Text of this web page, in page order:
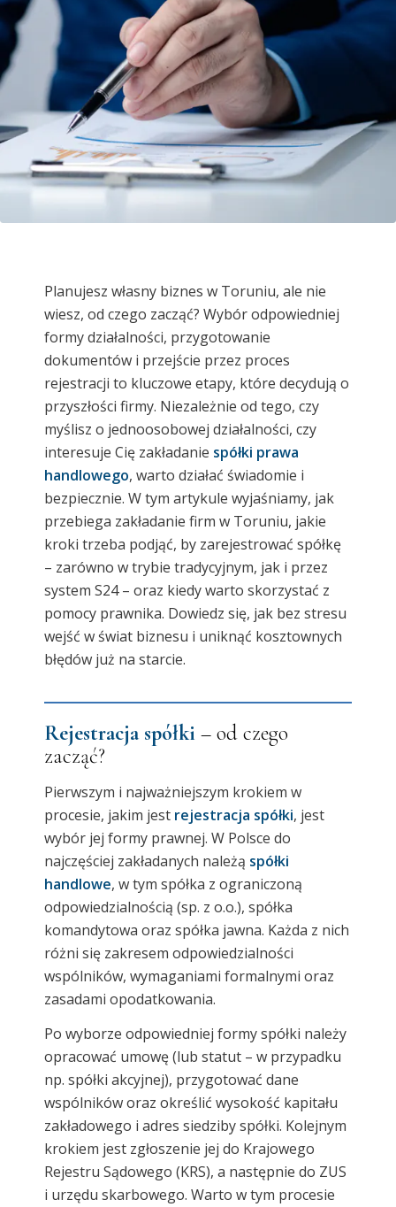
Planujesz własny biznes w Toruniu, ale nie
wiesz, od czego zacząć? Wybór odpowiedniej
formy działalności, przygotowanie
dokumentów i przejście przez proces
rejestracji to kluczowe etapy, które decydują o
przyszłości firmy. Niezależnie od tego, czy
myślisz o jednoosobowej działalności, czy
interesuje Cię zakładanie spółki prawa
handlowego, warto działać świadomie i
bezpiecznie. W tym artykule wyjaśniamy, jak
przebiega zakładanie firm w Toruniu, jakie
kroki trzeba podjąć, by zarejestrować spółkę
– zarówno w trybie tradycyjnym, jak i przez
system S24 – oraz kiedy warto skorzystać z
pomocy prawnika. Dowiedz się, jak bez stresu
wejść w świat biznesu i uniknąć kosztownych
błędów już na starcie.
Rejestracja spółki – od czego
zacząć?
Pierwszym i najważniejszym krokiem w
procesie, jakim jest rejestracja spółki, jest
wybór jej formy prawnej. W Polsce do
najczęściej zakładanych należą spółki
handlowe, w tym spółka z ograniczoną
odpowiedzialnością (sp. z o.o.), spółka
komandytowa oraz spółka jawna. Każda z nich
różni się zakresem odpowiedzialności
wspólników, wymaganiami formalnymi oraz
zasadami opodatkowania.
Po wyborze odpowiedniej formy spółki należy
opracować umowę (lub statut – w przypadku
np. spółki akcyjnej), przygotować dane
wspólników oraz określić wysokość kapitału
zakładowego i adres siedziby spółki. Kolejnym
krokiem jest zgłoszenie jej do Krajowego
Rejestru Sądowego (KRS), a następnie do ZUS
i urzędu skarbowego. Warto w tym procesie